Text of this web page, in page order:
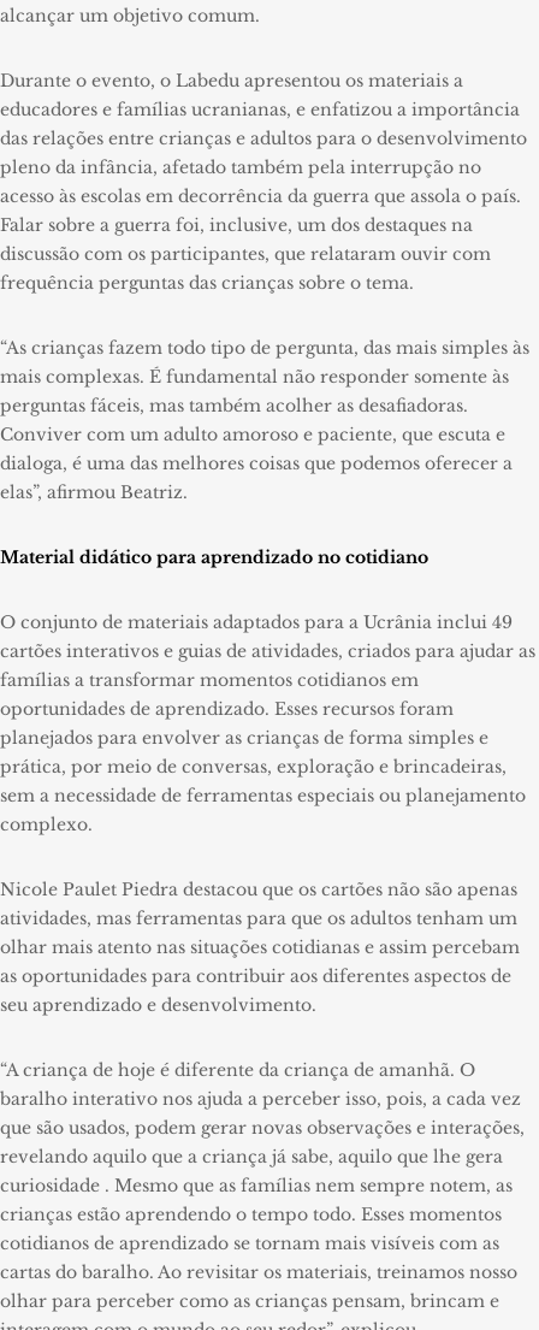
alcançar um objetivo comum.
Durante o evento, o Labedu apresentou os materiais a
educadores e famílias ucranianas, e enfatizou a importância
das relações entre crianças e adultos para o desenvolvimento
pleno da infância, afetado também pela interrupção no
acesso às escolas em decorrência da guerra que assola o país.
Falar sobre a guerra foi, inclusive, um dos destaques na
discussão com os participantes, que relataram ouvir com
frequência perguntas das crianças sobre o tema.
“As crianças fazem todo tipo de pergunta, das mais simples às
mais complexas. É fundamental não responder somente às
perguntas fáceis, mas também acolher as desafiadoras.
Conviver com um adulto amoroso e paciente, que escuta e
dialoga, é uma das melhores coisas que podemos oferecer a
elas”, afirmou Beatriz.
Material didático para aprendizado no cotidiano
O conjunto de materiais adaptados para a Ucrânia inclui 49
cartões interativos e guias de atividades, criados para ajudar as
famílias a transformar momentos cotidianos em
oportunidades de aprendizado. Esses recursos foram
planejados para envolver as crianças de forma simples e
prática, por meio de conversas, exploração e brincadeiras,
sem a necessidade de ferramentas especiais ou planejamento
complexo.
Nicole Paulet Piedra destacou que os cartões não são apenas
atividades, mas ferramentas para que os adultos tenham um
olhar mais atento nas situações cotidianas e assim percebam
as oportunidades para contribuir aos diferentes aspectos de
seu aprendizado e desenvolvimento.
“A criança de hoje é diferente da criança de amanhã. O
baralho interativo nos ajuda a perceber isso, pois, a cada vez
que são usados, podem gerar novas observações e interações,
revelando aquilo que a criança já sabe, aquilo que lhe gera
curiosidade . Mesmo que as famílias nem sempre notem, as
crianças estão aprendendo o tempo todo. Esses momentos
cotidianos de aprendizado se tornam mais visíveis com as
cartas do baralho. Ao revisitar os materiais, treinamos nosso
olhar para perceber como as crianças pensam, brincam e